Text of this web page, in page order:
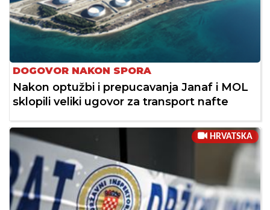
DOGOVOR NAKON SPORA
Nakon optužbi i prepucavanja Janaf i MOL
sklopili veliki ugovor za transport nafte
HRVATSKA